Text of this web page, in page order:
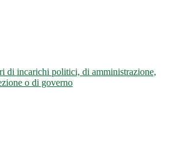
di incarichi politici, di amministrazione,
o di governo